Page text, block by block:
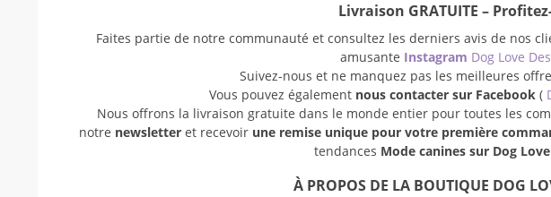
Livraison GRATUITE –
Faites partie de notre communauté et consultez les derniers avis de nos
amusante Instagram Dog Love
Suivez-nous et ne manquez pas les meilleures
Vous pouvez également nous contacter sur Facebook (
Nous offrons la livraison gratuite dans le monde entier pour toutes les
notre newsletteret recevoir une remise unique pour votre première
tendances Mode canines sur Dog
À PROPOS DE LA BOUTIQUE DOG